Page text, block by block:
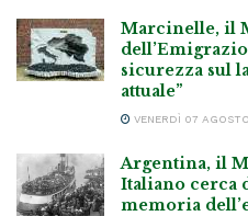
Marcinelle, il
sicurezza sul
attuale”
VENERDÌ 07
Argentina, il
Italiano cerca
memoria